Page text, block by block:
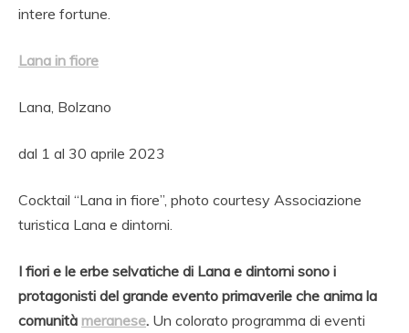
intere fortune.
Lana in fiore
Lana, Bolzano
dal 1 al 30 aprile 2023
Cocktail “Lana in fiore”, photo courtesy Associazione
turistica Lana e dintorni.
I fiori e le erbe selvatiche di Lana e dintorni sono i
protagonisti del grande evento primaverile che anima la
comunità meranese. Un colorato programma di eventi